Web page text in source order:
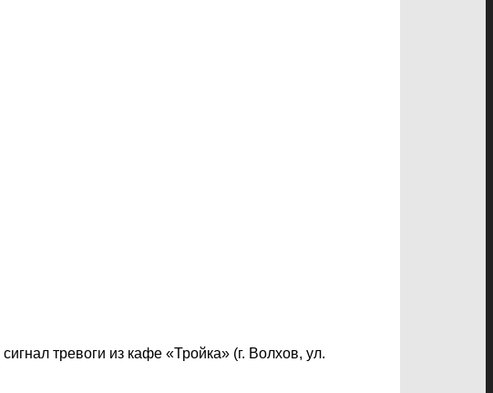
тревоги из кафе «Тройка» (г. Волхов, ул.